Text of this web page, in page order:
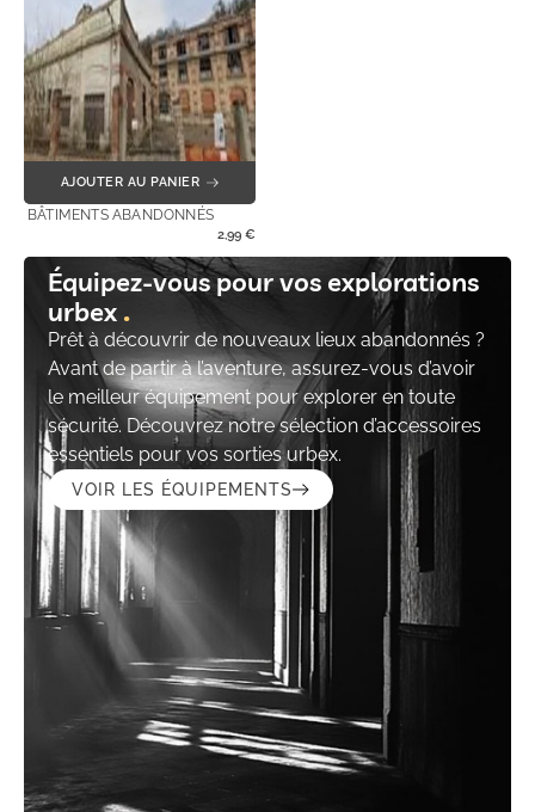
AJOUTER AU PANIER
BÂTIMENTS ABANDONNÉS
2,99 €
Équipez-vous pour vos explorations
urbex
Prêt à découvrir de nouveaux lieux abandonnés ?
Avant de partir à l’aventure, assurez-vous d’avoir
le meilleur équipement pour explorer en toute
sécurité. Découvrez notre sélection d’accessoires
essentiels pour vos sorties urbex.
VOIR LES ÉQUIPEMENTS